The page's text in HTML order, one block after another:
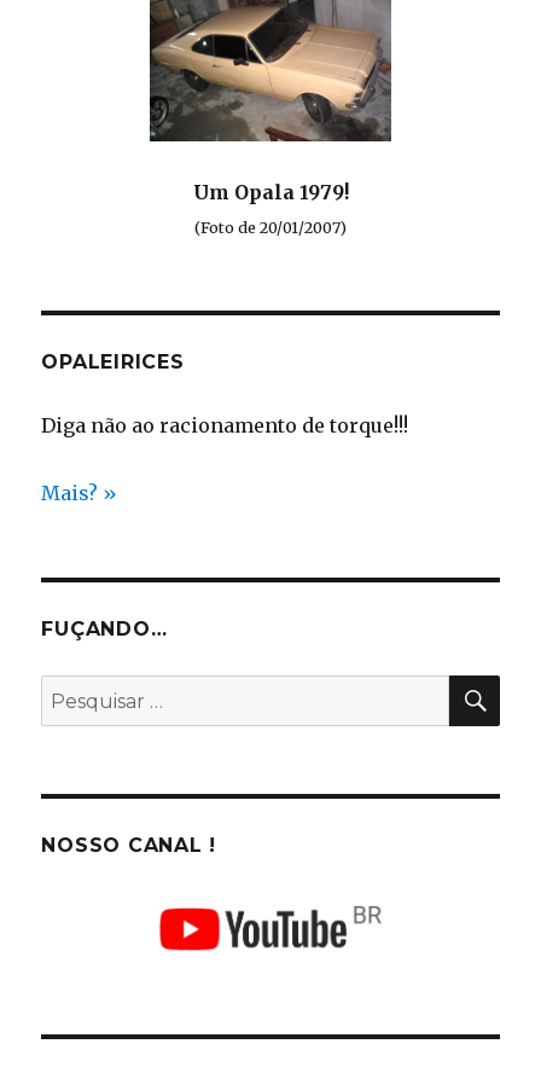
Um Opala 1979!
(Foto de 20/01/2007)
OPALEIRICES
Diga não ao racionamento de torque!!!
Mais? »
FUÇANDO…
Pesquisar
por:
NOSSO CANAL !